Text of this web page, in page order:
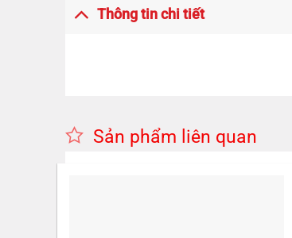
Thông tin chi tiết
Sản phẩm liên quan